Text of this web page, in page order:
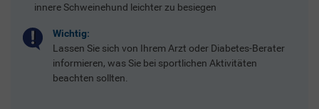
innere Schweinehund leichter zu besiegen
Wichtig:
Lassen Sie sich von Ihrem Arzt oder Diabetes-Berater
informieren, was Sie bei sportlichen Aktivitäten
beachten sollten.